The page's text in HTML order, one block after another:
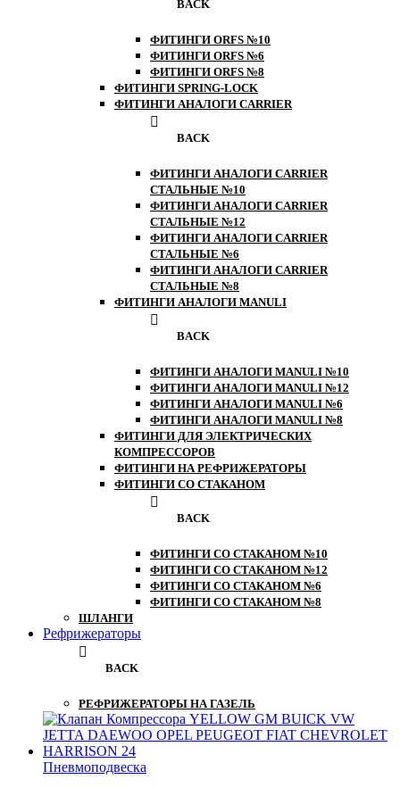
BACK
ФИТИНГИ ORFS №10
ФИТИНГИ ORFS №6
ФИТИНГИ ORFS №8
ФИТИНГИ SPRING-LOCK
ФИТИНГИ АНАЛОГИ CARRIER
BACK
ФИТИНГИ АНАЛОГИ CARRIER
СТАЛЬНЫЕ №10
ФИТИНГИ АНАЛОГИ CARRIER
СТАЛЬНЫЕ №12
ФИТИНГИ АНАЛОГИ CARRIER
СТАЛЬНЫЕ №6
ФИТИНГИ АНАЛОГИ CARRIER
СТАЛЬНЫЕ №8
ФИТИНГИ АНАЛОГИ MANULI
BACK
ФИТИНГИ АНАЛОГИ MANULI №10
ФИТИНГИ АНАЛОГИ MANULI №12
ФИТИНГИ АНАЛОГИ MANULI №6
ФИТИНГИ АНАЛОГИ MANULI №8
ФИТИНГИ ДЛЯ ЭЛЕКТРИЧЕСКИХ
КОМПРЕССОРОВ
ФИТИНГИ НА РЕФРИЖЕРАТОРЫ
ФИТИНГИ СО СТАКАНОМ
BACK
ФИТИНГИ СО СТАКАНОМ №10
ФИТИНГИ СО СТАКАНОМ №12
ФИТИНГИ СО СТАКАНОМ №6
ФИТИНГИ СО СТАКАНОМ №8
ШЛАНГИ
Рефрижераторы
BACK
РЕФРИЖЕРАТОРЫ НА ГАЗЕЛЬ
Пневмоподвеска